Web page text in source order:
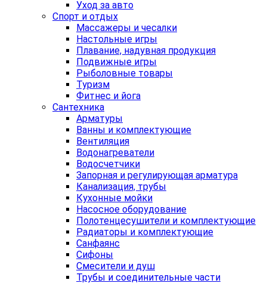
Уход за авто
Спорт и отдых
Массажеры и чесалки
Настольные игры
Плавание, надувная продукция
Подвижные игры
Рыболовные товары
Туризм
Фитнес и йога
Сантехника
Арматуры
Ванны и комплектующие
Вентиляция
Водонагреватели
Водосчетчики
Запорная и регулирующая арматура
Канализация, трубы
Кухонные мойки
Насосное оборудование
Полотенцесушители и комплектующие
Радиаторы и комплектующие
Санфаянс
Сифоны
Смесители и душ
Трубы и соединительные части